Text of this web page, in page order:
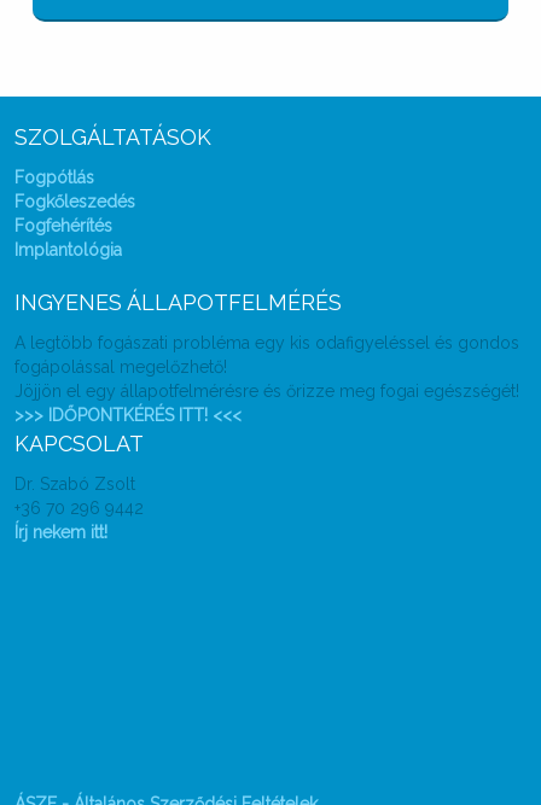
SZOLGÁLTATÁSOK
Fogpótlás
Fogkőleszedés
Fogfehérítés
Implantológia
INGYENES ÁLLAPOTFELMÉRÉS
A legtöbb fogászati probléma egy kis odafigyeléssel és gondos
fogápolással megelőzhető!
Jöjjön el egy állapotfelmérésre és őrizze meg fogai egészségét!
>>> IDŐPONTKÉRÉS ITT! <<<
KAPCSOLAT
Dr. Szabó Zsolt
+36 70 296 9442
Írj nekem itt!